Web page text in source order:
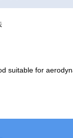
suitable for